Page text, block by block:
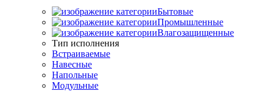
Бытовые
Промышленные
Влагозащищенные
Тип исполнения
Встраиваемые
Навесные
Напольные
Модульные